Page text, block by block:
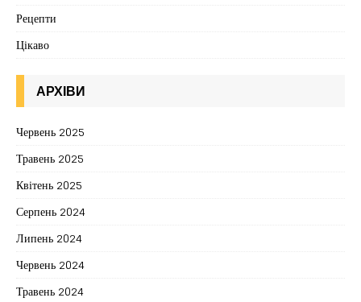
Рецепти
Цікаво
АРХІВИ
Червень 2025
Травень 2025
Квітень 2025
Серпень 2024
Липень 2024
Червень 2024
Травень 2024